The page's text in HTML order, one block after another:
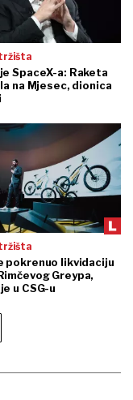
SpaceX-a: Raketa
na Mjesec, dionica
pokrenuo likvidaciju
Greypa,
u CSG-u